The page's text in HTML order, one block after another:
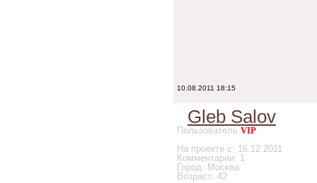
10.08.2011 18:15
Gleb Salov
Пользователь VIP
На проекте с: 16.12.2011
Комментарии: 1
Город: Москва
Возраст: 42